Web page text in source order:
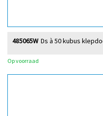
Ds à 50 kubus
485065W
Op voorraad